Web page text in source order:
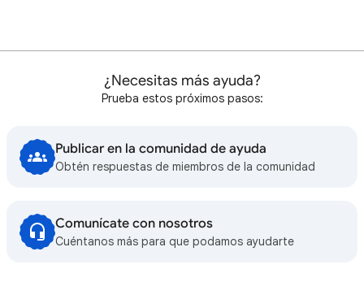
¿Necesitas más ayuda?
Prueba estos próximos pasos:
Publicar en la comunidad de ayuda
Obtén respuestas de miembros de la comunidad
Comunícate con nosotros
Cuéntanos más para que podamos ayudarte